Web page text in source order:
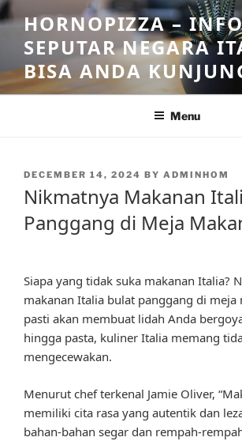
Skip
to
content
HORNOPIZZA –
SEPUTAR NEGARA
BISA ANDA
Menu
POSTED
DECEMBER 14, 2024 BY ADMINHOM
Nikmatnya Makanan
Panggang di Meja
Siapa yang tidak suka makanan Italia?
makanan Italia bulat panggang di meja
pasti akan membuat lidah Anda
hingga pasta, kuliner Italia memang
mengecewakan.
Menurut chef terkenal Jamie Oliver,
memiliki cita rasa yang autentik dan
bahan-bahan segar dan rempah-